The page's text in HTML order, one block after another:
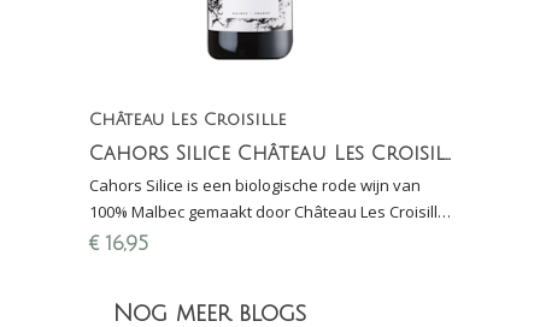
Château Les Croisille
Cahors Silice Château Les Croisille
Cahors Silice is een biologische rode wijn van
100% Malbec gemaakt door Château Les Croisille.
Silice is een bovenlaag van zand, mergel &
€ 16,95
Nog meer blogs